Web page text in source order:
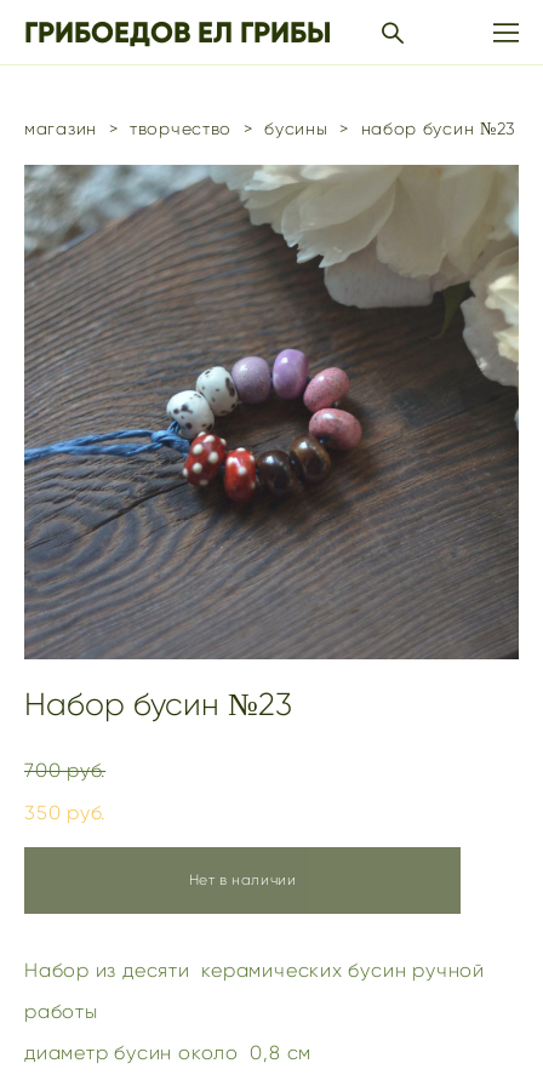
ГРИБОЕДОВ ЕЛ ГРИБЫ
магазин > творчество > бусины > набор бусин №23
Набор бусин №23
700 pуб.
350 pуб.
Нет в наличии
Набор из десяти керамических бусин ручной
работы
диаметр бусин около 0,8 см